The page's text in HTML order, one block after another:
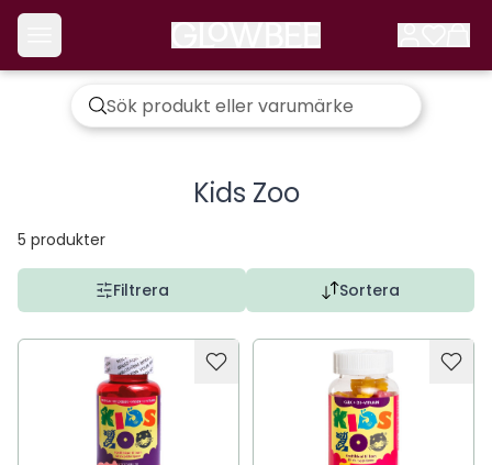
Kids Zoo
5 produkter
Filtrera Sortera